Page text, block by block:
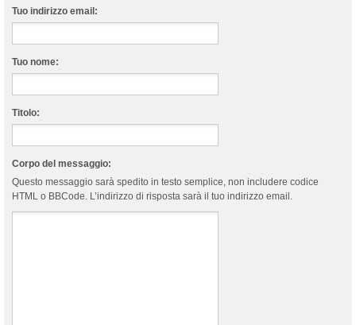
Tuo indirizzo email:
Tuo nome:
Titolo:
Corpo del messaggio:
Questo messaggio sarà spedito in testo semplice, non includere codice
HTML o BBCode. L’indirizzo di risposta sarà il tuo indirizzo email.